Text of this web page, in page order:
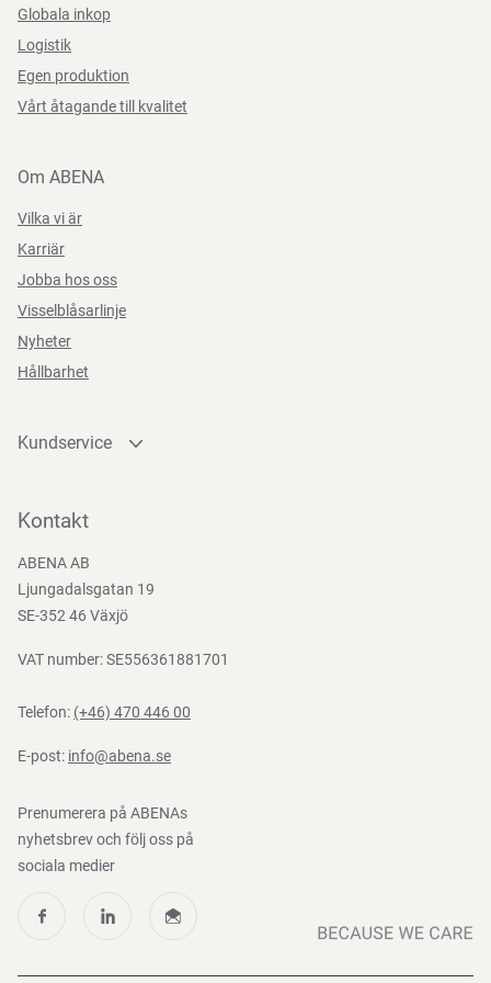
Teststandarder
EN
166:2002
Storlek
Globala inkop
Logistik
Egen produktion
Vårt åtagande till kvalitet
Om ABENA
Vilka vi är
Karriär
Jobba hos oss
Visselblåsarlinje
Nyheter
Hållbarhet
Kundservice
Bli kund
Nedladdningar
Kontakt
ABENA AB
Ljungadalsgatan 19
SE-352 46 Växjö
VAT number: SE556361881701
Telefon: (+46) 470 446 00
E-post: info@abena.se
Prenumerera på ABENAs
nyhetsbrev och följ oss på
sociala medier